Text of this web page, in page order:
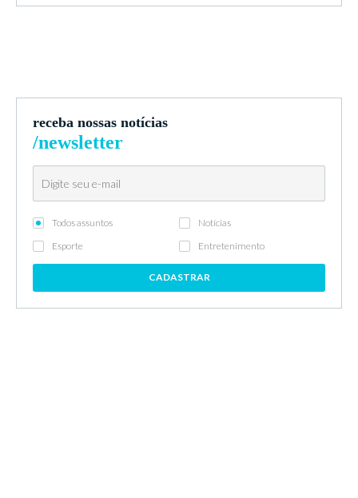
receba nossas notícias
/newsletter
Todos assuntos
Notícias
Esporte
Entretenimento
CADASTRAR